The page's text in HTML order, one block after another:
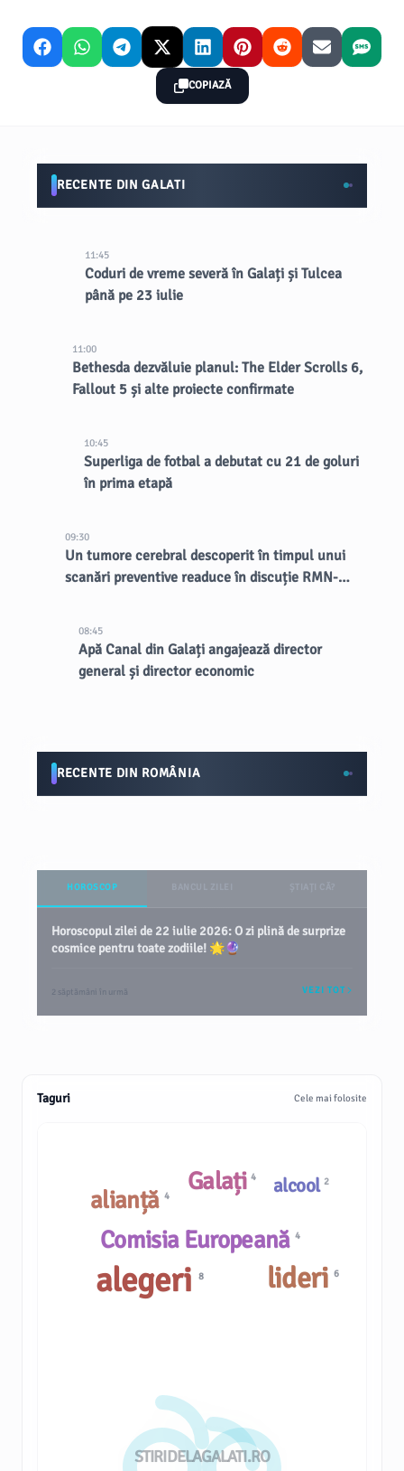
COPIAZĂ
RECENTE DIN GALATI
11:45
Coduri de vreme severă în Galați și Tulcea
până pe 23 iulie
11:00
Bethesda dezvăluie planul: The Elder Scrolls 6,
Fallout 5 și alte proiecte confirmate
10:45
Superliga de fotbal a debutat cu 21 de goluri
în prima etapă
09:30
Un tumore cerebral descoperit în timpul unui
scanări preventive readuce în discuție RMN-
08:45
Apă Canal din Galați angajează director
general și director economic
RECENTE DIN ROMÂNIA
HOROSCOP
Horoscopul zilei de 22 iulie 2026: O zi plină de surprize
cosmice pentru toate zodiile! 🌟🔮
2 săptămâni în urmă VEZI TOT
Taguri Cele mai folosite
STIRIDELAGALATI.RO
lideri6
Comisia Europeană 4
alcool 2
alianță 4 Galați4
alegeri 8